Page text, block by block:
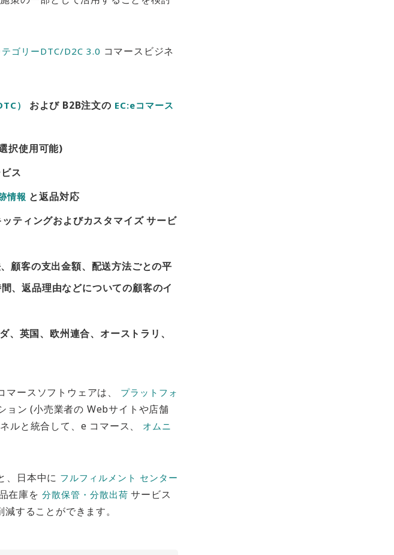
ゴリーDTC/D2C 3.0 コマースビジネ
） および B2B注文の EC:eコマース
択使用可能)
ス
情報 と返品対応
ティングおよびカスタマイズ サービ
顧客の支出金額、配送方法ごとの平
、返品理由などについての顧客のイ
、英国、欧州連合、オーストラリ、
ースソフトウェアは、
プラットフォ
ョン (小売業者の Webサイトや店舗
ルと統合して、e コマース、
オムニ
、日本中に フルフィルメント センター
在庫を 分散保管・分散出荷 サービス
することができます。